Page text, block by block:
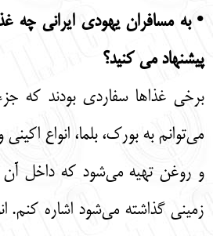
• به مسافران یهودی ایرانی چه
پیشنهاد می کنید؟
برخی غذاها سفاردی بودند که
می‌توانم به بورک، بلما، انواع
و روغن تهیه می‌شود که داخل آن
زمینی گذاشته می‌شود اشاره کنم.